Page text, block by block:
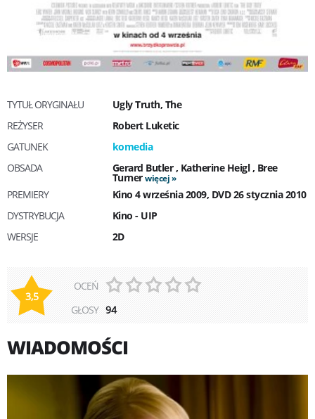
TYTUŁ ORYGINAŁU
Ugly Truth, The
REŻYSER
Robert Luketic
GATUNEK
komedia
OBSADA
Gerard Butler, Katherine Heigl, Bree
Turner więcej
PREMIERY
Kino 4 września 2009, DVD 26 stycznia 2010
DYSTRYBUCJA
Kino - UIP
WERSJE
2D
3,5
OCEŃ
GŁOSY 94
WIADOMOŚCI